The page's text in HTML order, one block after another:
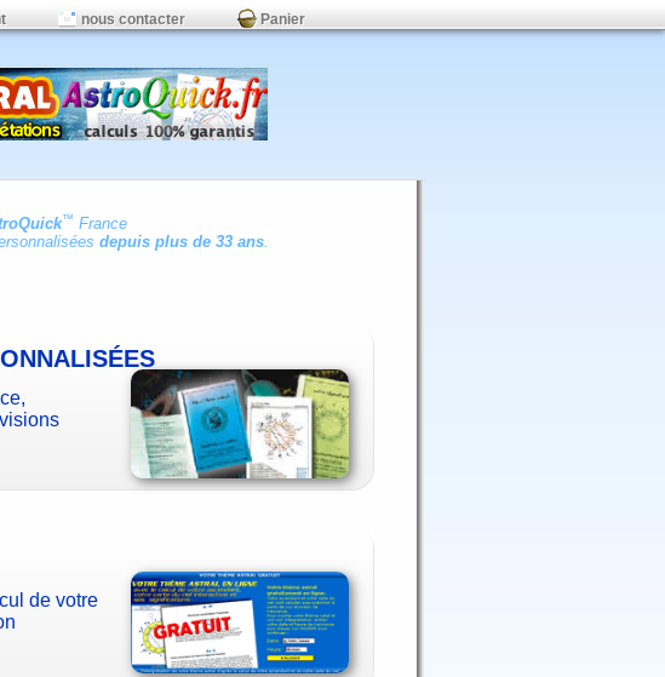
nous contacter Panier
™ France
depuis plus de 33 ans.
de votre